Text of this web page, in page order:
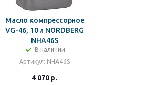
Масло компрессорное
VG-46, 10 л NORDBERG
NHA46S
В наличии
Артикул: NHA46S
4 070 р.